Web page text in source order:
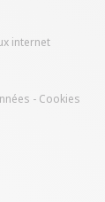
internet
- Cookies